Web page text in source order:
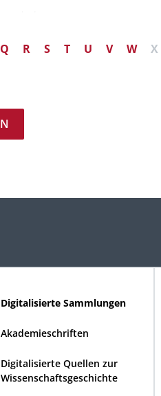
Q R S T U V W X
Digitalisierte Sammlungen
Akademieschriften
Digitalisierte Quellen zur
Wissenschaftsgeschichte